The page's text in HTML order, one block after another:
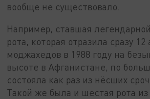
вообще не существовало.
Например, ставшая
рота, которая отразила сразу 12
моджахедов в 1988 году на
высоте в Афганистане, по
состояла как раз из нёсших
Такой же была и шестая рота из